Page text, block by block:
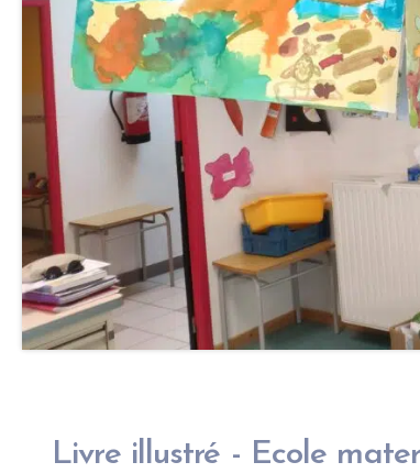
Livre illustré - Ecole